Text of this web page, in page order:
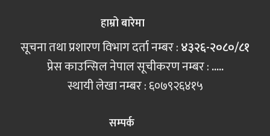
हाम्रो बारेमा
सूचना तथा प्रशारण विभाग दर्ता नम्बर :४३२६-२०८०/८१
प्रेस काउन्सिल नेपाल सूचीकरण नम्बर :.....
स्थायी लेखा नम्बर : ६०७९२६४१५
सम्पर्क